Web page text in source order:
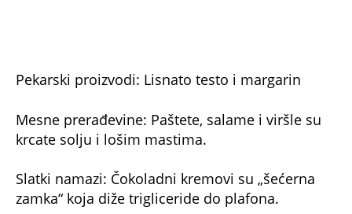
Pekarski proizvodi: Lisnato testo i margarin
Mesne prerađevine: Paštete, salame i viršle su
krcate solju i lošim mastima.
Slatki namazi: Čokoladni kremovi su „šećerna
zamka“ koja diže trigliceride do plafona.